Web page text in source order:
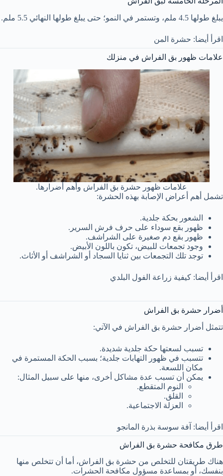
يبلغ طولها 4.5 ملم، وتستمر في النمو؛ حتى يبلغ طولها النهائي 5.5 ملم.
اقرأ أيضا: حشرة المن
علامات ظهور بق الفراش في منزلك
علامات ظهور حشرة بق الفراش وأهم أضرارها.
تشمل أهم أعراض الإصابة بهذه الحشرة:
الشعور بحكة جلدية.
ظهور بقع سوداء على حرف فرش السرير.
ظهور بقع دم صغيرة على الشراشف.
وجود تجمعات للبيض، تكون باللون الأبيض.
توجد تلك التجمعات بين ثنايا السجاد أو الشراشف أو الأثاث.
اقرأ أيضا: كيفية زراعة الفول البلدي
أضرار حشرة بق الفراش
تتمثل أضرار حشرة بق الفراش في الآتي:
تسبب لسعتها حكة جلدية شديدة.
تتسبب في ظهور التهابات جلدية؛ بسبب الحكة المستمرة في
مكان اللسعة.
يمكن أن تسبب عدة مشاكل أخرى، منها على سبيل المثال:
النوم المتقطع.
القلق.
العزلة الاجتماعية.
اقرأ أيضا: آفة سوسة بذرة المانجو
طرق مكافحة حشرة بق الفراش
هناك طريقتان للتخلص من حشرة بق الفراش، أما أن تتخلص منها
بنفسك، أو بمساعدة مسؤول مكافحة الحشرات.